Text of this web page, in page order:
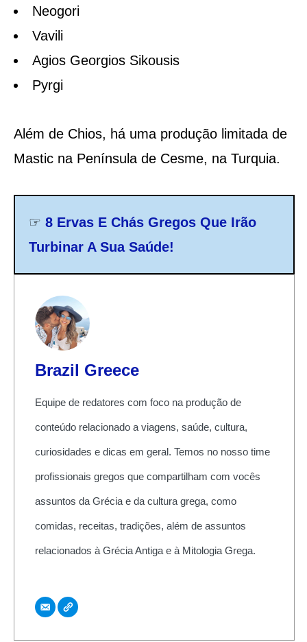
Neogori
Vavili
Agios Georgios Sikousis
Pyrgi
Além de Chios, há uma produção limitada de
Mastic na Península de Cesme, na Turquia.
☞ 8 Ervas E Chás Gregos Que Irão
Turbinar A Sua Saúde!
Brazil Greece
Equipe de redatores com foco na produção de
conteúdo relacionado a viagens, saúde, cultura,
curiosidades e dicas em geral. Temos no nosso time
profissionais gregos que compartilham com vocês
assuntos da Grécia e da cultura grega, como
comidas, receitas, tradições, além de assuntos
relacionados à Grécia Antiga e à Mitologia Grega.